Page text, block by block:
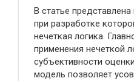
В статье
при разработке
нечеткая логика.
применения нечеткой
субъективности
модель позволяет